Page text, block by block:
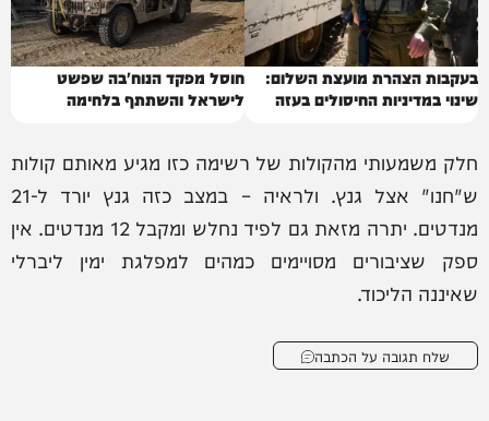
בעקבות הצהרת מועצת השלום:
שינוי במדיניות החיסולים בעזה
חוסל מפקד הנוח'בה שפשט
לישראל והשתתף בלחימה
חלק משמעותי מהקולות של רשימה כזו מגיע מאותם קולות
ש"חנו" אצל גנץ. ולראיה – במצב כזה גנץ יורד ל-21
מנדטים. יתרה מזאת גם לפיד נחלש ומקבל 12 מנדטים. אין
ספק שציבורים מסויימים כמהים למפלגת ימין ליברלי
שאיננה הליכוד.
שלח תגובה על הכתבה